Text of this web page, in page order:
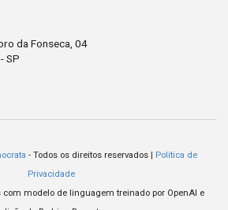
da Fonseca, 04
SP
- Todos os direitos reservados |
Política de
Privacidade
com modelo de linguagem treinado por OpenAI e